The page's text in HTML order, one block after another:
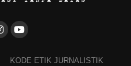
KODE ETIK JURNALISTIK